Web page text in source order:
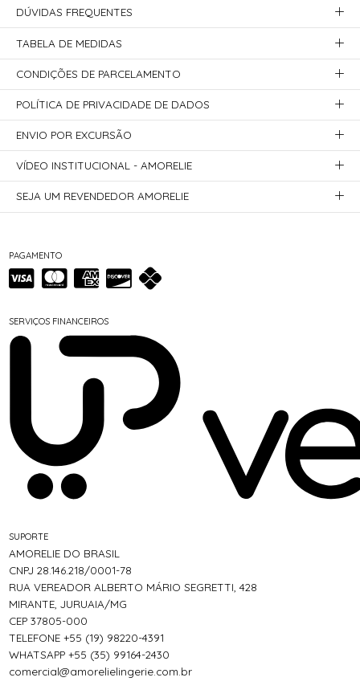
PAGAMENTO
SERVIÇOS FINANCEIROS
SUPORTE
AMORELIE DO BRASIL
CNPJ 28.146.218/0001-78
RUA VEREADOR ALBERTO MÁRIO SEGRETTI, 428
MIRANTE, JURUAIA/MG
CEP 37805-000
TELEFONE +55 (19) 98220-4391
WHATSAPP +55 (35) 99164-2430
comercial@amorelielingerie.com.br
DÚVIDAS FREQUENTES
TABELA DE MEDIDAS
CONDIÇÕES DE PARCELAMENTO
POLÍTICA DE PRIVACIDADE DE DADOS
ENVIO POR EXCURSÃO
VÍDEO INSTITUCIONAL - AMORELIE
SEJA UM REVENDEDOR AMORELIE